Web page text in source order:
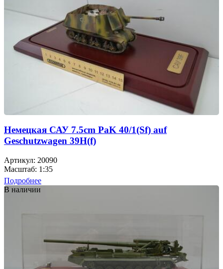
Немецкая САУ 7.5cm PaK 40/1(Sf) auf
Geschutzwagen 39H(f)
Артикул: 20090
Масштаб: 1:35
Подробнее
В наличии